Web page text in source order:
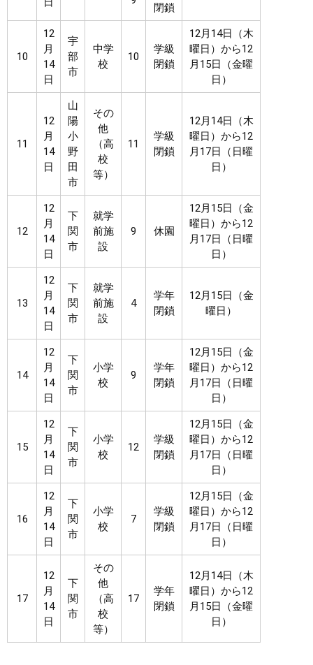
閉鎖
10
12
月
14
日
宇
部
市
中学
校
10
学級
閉鎖
12月14日（木
曜日）から12
月15日（金曜
日）
11
12
月
14
日
山
陽
小
野
田
市
その
他
（高
校
等）
11
学級
閉鎖
12月14日（木
曜日）から12
月17日（日曜
日）
12
12
月
14
日
下
関
市
就学
前施
設
9 休園
12月15日（金
曜日）から12
月17日（日曜
日）
13
12
月
14
日
下
関
市
就学
前施
設
4
学年
閉鎖
12月15日（金
曜日）
14
12
月
14
日
下
関
市
小学
校
9
学年
閉鎖
12月15日（金
曜日）から12
月17日（日曜
日）
15
12
月
14
日
下
関
市
小学
校
12
学級
閉鎖
12月15日（金
曜日）から12
月17日（日曜
日）
16
12
月
14
日
下
関
市
小学
校
7
学級
閉鎖
12月15日（金
曜日）から12
月17日（日曜
日）
17
12
月
14
日
下
関
市
その
他
（高
校
等）
17
学年
閉鎖
12月14日（木
曜日）から12
月15日（金曜
日）